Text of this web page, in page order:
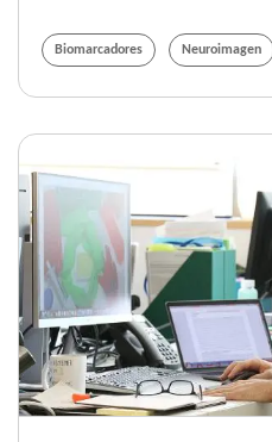
Biomarcadores Neuroimagen